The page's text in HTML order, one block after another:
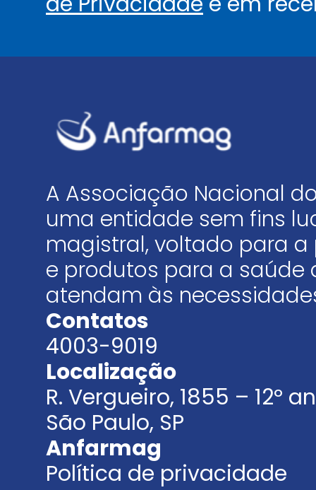
A Associação Nacional
uma entidade sem fins
magistral, voltado para
e produtos para a saúde
atendam às
Contatos
4003-9019
Localização
R. Vergueiro, 1855 – 12º
São Paulo, SP
Anfarmag
Política de privacidade